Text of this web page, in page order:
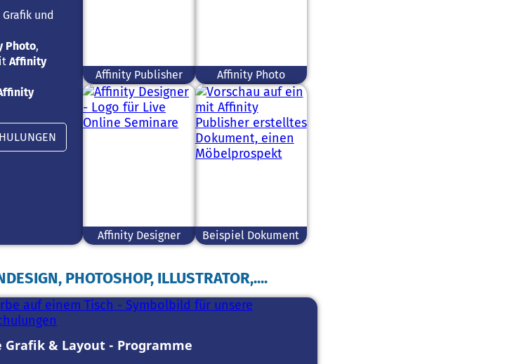
und
Photo,
Affinity
Affinity Publisher Affinity Photo
Affinity Designer Beispiel Dokument
PHOTOSHOP, ILLUSTRATOR,....
Grafik & Layout - Programme